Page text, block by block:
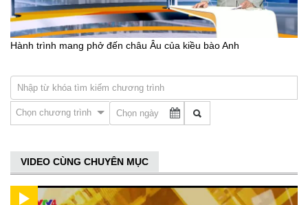
Hành trình mang phở đến châu Âu của kiều bào Anh
Chọn chương trình
VIDEO CÙNG CHUYÊN MỤC